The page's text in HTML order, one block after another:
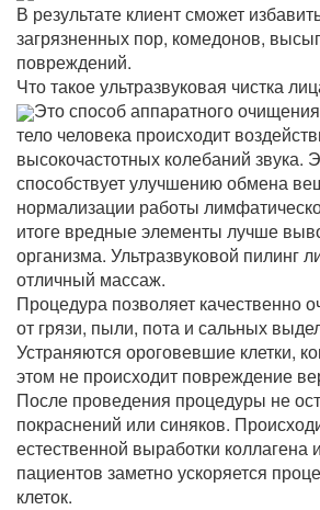
В результате клиент сможет
загрязненных пор, комедонов,
повреждений.
Что такое ультразвуковая чистка
Это способ аппаратного
тело человека происходит
высокочастотных колебаний звука.
способствует улучшению обмена
нормализации работы
итоге вредные элементы лучше
организма. Ультразвуковой пилинг
отличный массаж.
Процедура позволяет качественно
от грязи, пыли, пота и сальных
Устраняются ороговевшие клетки,
этом не происходит повреждение
После проведения процедуры не
покраснений или синяков.
естественной выработки коллагена
пациентов заметно ускоряется
клеток.